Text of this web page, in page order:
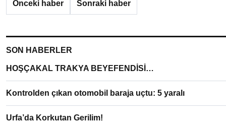
Önceki haber Sonraki haber
SON HABERLER
HOŞÇAKAL TRAKYA BEYEFENDİSİ…
Kontrolden çıkan otomobil baraja uçtu: 5 yaralı
Urfa’da Korkutan Gerilim!